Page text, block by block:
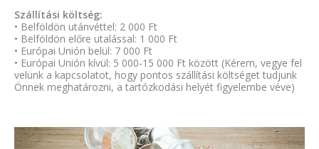
Szállítási költség:
• Belföldön utánvéttel: 2 000 Ft
• Belföldön előre utalással: 1 000 Ft
• Európai Unión belül: 7 000 Ft
• Európai Unión kívül: 5 000-15 000 Ft között (Kérem, vegye fel
velünk a kapcsolatot, hogy pontos szállítási költséget tudjunk
Önnek meghatározni, a tartózkodási helyét figyelembe véve)